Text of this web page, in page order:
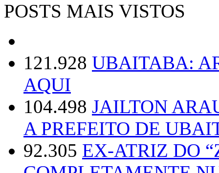
POSTS MAIS VISTOS
121.928 UBAITABA:
AQUI
104.498 JAILTON
A PREFEITO DE
92.305 EX-ATRIZ DO